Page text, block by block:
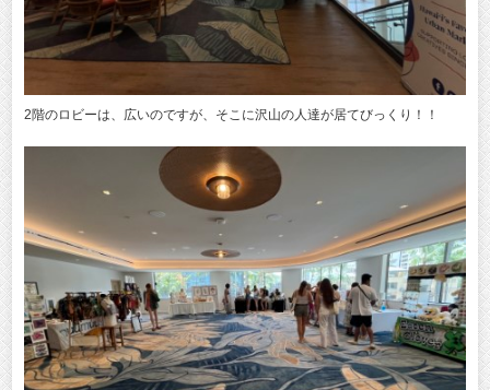
2階のロビーは、広いのですが、そこに沢山の人達が居てびっくり！！